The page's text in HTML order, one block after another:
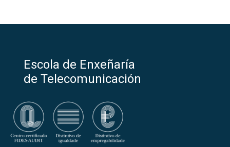
AbrirMovilidad
Igualdad y diversidad
Abrir
Asociacionismo
Escola de Enxeñaría
de Telecomunicación